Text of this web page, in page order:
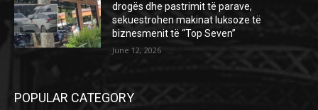
drogës dhe pastrimit të parave,
sekuestrohen makinat luksoze të
biznesmenit të “Top Seven”
June 12, 2026
POPULAR CATEGORY